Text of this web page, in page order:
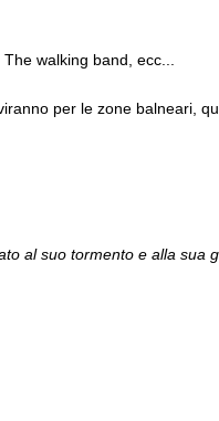
walking band, ecc...
per le zone balneari,
al suo tormento e alla sua